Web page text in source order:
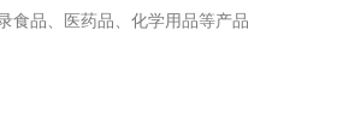
食品、医药品、化学用品等产品